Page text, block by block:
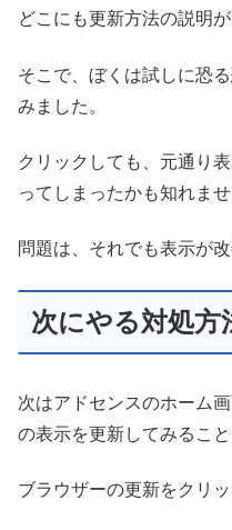
どこにも更新方法の説明が
そこで、ぼくは試しに恐
みました。
クリックしても、元通り
ってしまったかも知れませ
問題は、それでも表示が
次にやる対処方
次はアドセンスのホーム
の表示を更新してみること
ブラウザーの更新をクリ